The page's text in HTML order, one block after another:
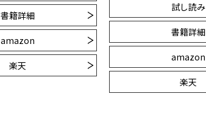
書籍詳細
amazon
楽天
試し読み
書籍詳細
amazon
楽天